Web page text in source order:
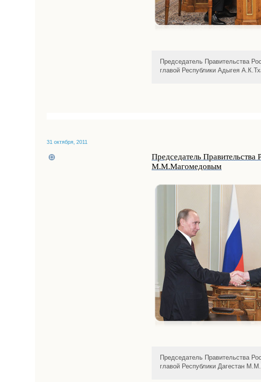
Председатель Правительства
главой Республики Адыгея
31 октября, 2011
Председатель
М.М.Магомедовым
Председатель Правительства
главой Республики Дагестан